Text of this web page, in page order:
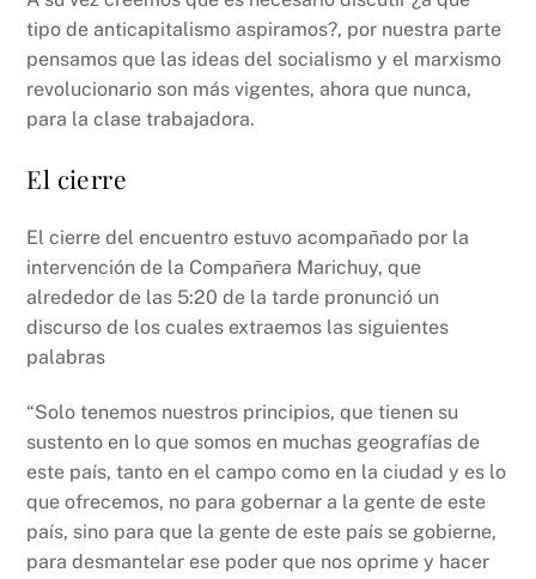
tipo de anticapitalismo aspiramos?, por nuestra parte
pensamos que las ideas del socialismo y el marxismo
revolucionario son más vigentes, ahora que nunca,
para la clase trabajadora.
El cierre
El cierre del encuentro estuvo acompañado por la
intervención de la Compañera Marichuy, que
alrededor de las 5:20 de la tarde pronunció un
discurso de los cuales extraemos las siguientes
palabras
“Solo tenemos nuestros principios, que tienen su
sustento en lo que somos en muchas geografías de
este país, tanto en el campo como en la ciudad y es lo
que ofrecemos, no para gobernar a la gente de este
país, sino para que la gente de este país se gobierne,
para desmantelar ese poder que nos oprime y hacer